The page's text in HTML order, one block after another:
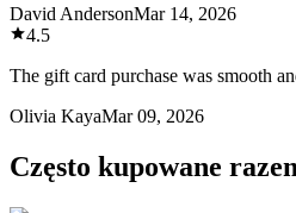
David AndersonMar 14, 2026
4.5
The gift card purchase was smooth
Olivia KayaMar 09, 2026
Często kupowane